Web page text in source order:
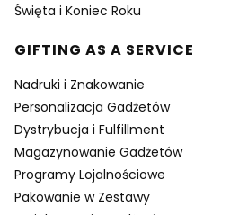
Święta i Koniec Roku
GIFTING AS A SERVICE
Nadruki i Znakowanie
Personalizacja Gadżetów
Dystrybucja i Fulfillment
Magazynowanie Gadżetów
Programy Lojalnościowe
Pakowanie w Zestawy